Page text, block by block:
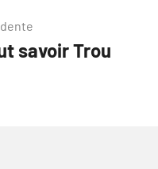
savoir Trou